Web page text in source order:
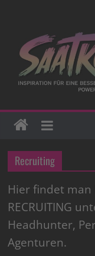
Recruiting
Hier findet
RECRUITING
Headhunter,
Agenturen.